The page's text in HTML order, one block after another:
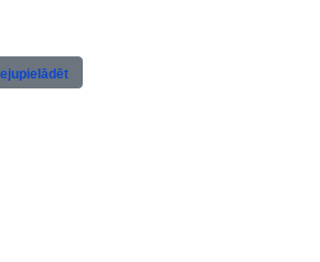
Actions Portlet